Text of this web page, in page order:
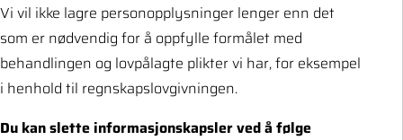
Vi vil ikke lagre personopplysninger lenger enn det
som er nødvendig for å oppfylle formålet med
behandlingen og lovpålagte plikter vi har, for eksempel
i henhold til regnskapslovgivningen.
Du kan slette informasjonskapsler ved å følge